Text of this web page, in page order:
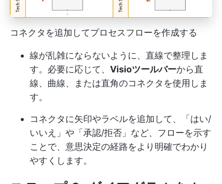
コネクタを追加してプロセスフローを作成する
線が乱雑にならないように、直線で整理しま
す。必要に応じて、 Visioツールバーから直
線、曲線、または直角のコネクタを使用しま
す。
コネクタに矢印やラベルを追加して、「はい/
いいえ」や「承認/拒否」など、フローを示す
ことで、意思決定の経路をより明確でわかり
やすくします。